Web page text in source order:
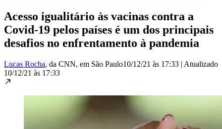
Acesso igualitário às vacinas contra a
Covid-19 pelos países é um dos principais
desafios no enfrentamento à pandemia
Lucas Rocha, da CNN, em São Paulo10/12/21 às 17:33 | Atualizado
10/12/21 às 17:33